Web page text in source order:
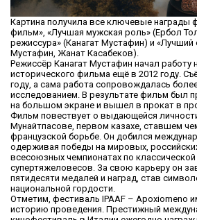
Картина получила все ключевые награды
фильм», «Лучшая мужская роль» (Ербол
режиссура» (Канагат Мустафин) и «Лучший
Мустафин, Жанат Касабеков).
Режиссёр Канагат Мустафин начал работу
исторического фильма ещё в 2012 году.
году, а сама работа сопровождалась
исследованием. В результате фильм был
на большом экране и вышел в прокат в
Фильм повествует о выдающейся
Мунайтпасове, первом казахе, ставшем
французской борьбе. Он добился
одерживая победы на мировых,
всесоюзных чемпионатах по классической
супертяжеловесов. За свою карьеру он
пятидесяти медалей и наград, став
национальной гордости.
Отметим, фестиваль IPAAF – Apoxiomeno
историю проведения. Престижный